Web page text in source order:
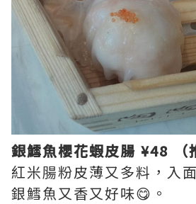
銀鱈魚櫻花蝦皮腸 ¥48 （
紅米腸粉皮薄又多料，入
銀鱈魚又香又好味😋。